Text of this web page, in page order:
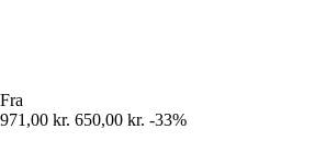
Fra
971,00 kr. 650,00 kr. -33%